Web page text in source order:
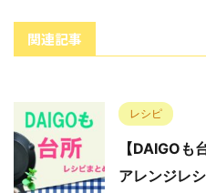
関連記事
レシピ
【DAIGOも
アレンジレ